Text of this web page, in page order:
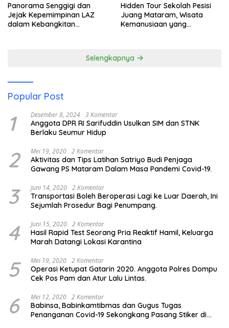
Panorama Senggigi dan
Jejak Kepemimpinan LAZ
dalam Kebangkitan
Hidden Tour Sekolah Pesisi
Juang Mataram, Wisata
Kemanusiaan yang
Selengkapnya
Popular Post
1 Desember 8, 2024 3 Komentar
Anggota DPR RI Sarifuddin Usulkan SIM dan STNK
Berlaku Seumur Hidup
2 Mei 19, 2020 2 Komentar
Aktivitas dan Tips Latihan Satriyo Budi Penjaga
Gawang PS Mataram Dalam Masa Pandemi Covid-19.
3 Juni 14, 2020 2 Komentar
Transportasi Boleh Beroperasi Lagi ke Luar Daerah, Ini
Sejumlah Prosedur Bagi Penumpang.
4 Juni 15, 2020 2 Komentar
Hasil Rapid Test Seorang Pria Reaktif Hamil, Keluarga
Marah Datangi Lokasi Karantina
5 Mei 19, 2020 2 Komentar
Operasi Ketupat Gatarin 2020. Anggota Polres Dompu
Cek Pos Pam dan Atur Lalu Lintas.
6 Mei 12, 2020 2 Komentar
Babinsa, Babinkamtibmas dan Gugus Tugas
Penanganan Covid-19 Sekongkang Pasang Stiker di